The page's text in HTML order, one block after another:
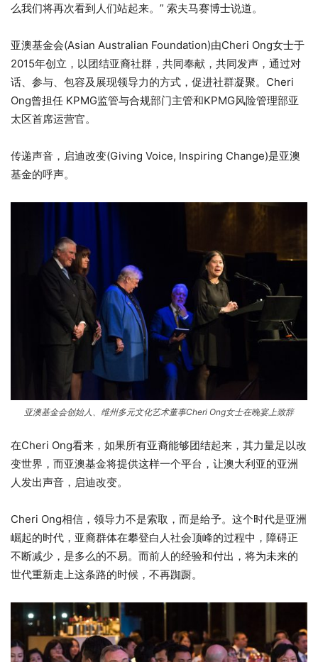
么我们将再次看到人们站起来。” 索夫马赛博士说道。
亚澳基金会(Asian Australian Foundation)由Cheri Ong女士于
2015年创立，以团结亚裔社群，共同奉献，共同发声，通过对
话、参与、包容及展现领导力的方式，促进社群凝聚。Cheri
Ong曾担任 KPMG监管与合规部门主管和KPMG风险管理部亚
太区首席运营官。
传递声音，启迪改变(Giving Voice, Inspiring Change)是亚澳
基金的呼声。
亚澳基金会创始人、维州多元文化艺术董事Cheri Ong女士在晚宴上致辞
在Cheri Ong看来，如果所有亚裔能够团结起来，其力量足以改
变世界，而亚澳基金将提供这样一个平台，让澳大利亚的亚洲
人发出声音，启迪改变。
Cheri Ong相信，领导力不是索取，而是给予。这个时代是亚洲
崛起的时代，亚裔群体在攀登白人社会顶峰的过程中，障碍正
不断减少，是多么的不易。而前人的经验和付出，将为未来的
世代重新走上这条路的时候，不再踟蹰。